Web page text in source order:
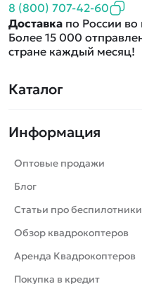
Каталог
Машинки
Танки
Вертолеты
Катера
Роботы
Самолеты
Сборные модели
Информация
Оптовые продажи
Блог
Статьи про беспилотники
Обзор квадрокоптеров
Аренда Квадрокоптеров
Покупка в кредит
8 (800) 707-42-60
Доставка по России во
Более 15 000
стране каждый месяц!